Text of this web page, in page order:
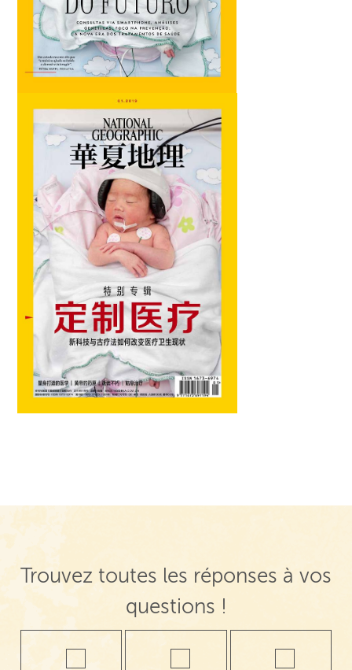
Trouvez toutes les réponses à vos
questions !